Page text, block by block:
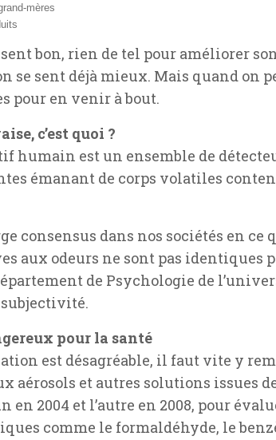
mères
bon, rien de tel pour améliorer
se sent déjà mieux. Mais quand on
pour en venir à bout.
c’est quoi ?
humain est un ensemble de
émanant de corps volatiles
consensus dans nos sociétés en ce
aux odeurs ne sont pas identiques
de Psychologie de
pour la santé
est désagréable, il faut vite y
aérosols et autres solutions issues
en 2004 et l’autre en 2008, pour
comme le formaldéhyde, le